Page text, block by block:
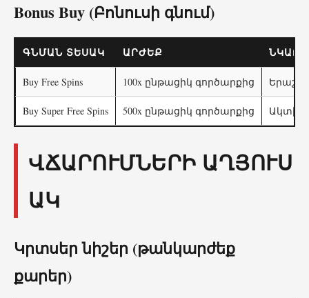
Bonus Buy (Բոնուսի գնում)
ԳՆՄԱՆ ՏԵՍԱԿ ԱՐԺԵՔ
Buy Free Spins 100x ընթացիկ գործարքից
Buy Super Free Spins 500x ընթացիկ գործարքից
ՎՃԱՐՈՒՄՆԵՐԻ ԱՂՅՈՒՍ
ԱԿ
Կրտսեր նիշեր (թանկարժեք
քարեր)